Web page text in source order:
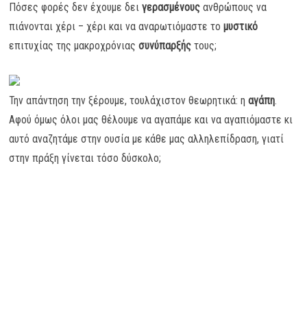
Πόσες φορές δεν έχουμε δειγερασμένους ανθρώπους να
πιάνονται χέρι – χέρι και να αναρωτιόμαστε τομυστικό
επιτυχίας της μακροχρόνιαςσυνύπαρξής τους;
Την απάντηση την ξέρουμε, τουλάχιστον θεωρητικά: ηαγάπη.
Αφού όμως όλοι μας θέλουμε να αγαπάμε και να αγαπιόμαστε κι
αυτό αναζητάμε στην ουσία με κάθε μας αλληλεπίδραση, γιατί
στην πράξη γίνεται τόσο δύσκολο;